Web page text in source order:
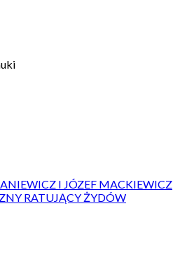
I JÓZEF MACKIEWICZ
RATUJĄCY ŻYDÓW